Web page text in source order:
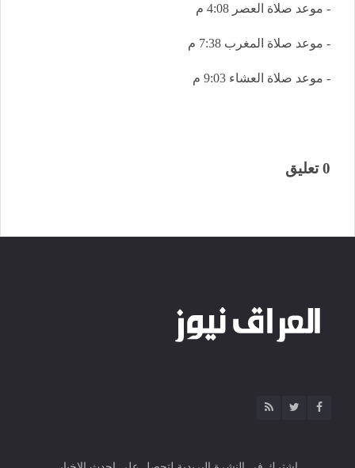
- موعد صلاة العصر 4:08 م
- موعد صلاة المغرب 7:38 م
- موعد صلاة العشاء 9:03 م
0 تعليق